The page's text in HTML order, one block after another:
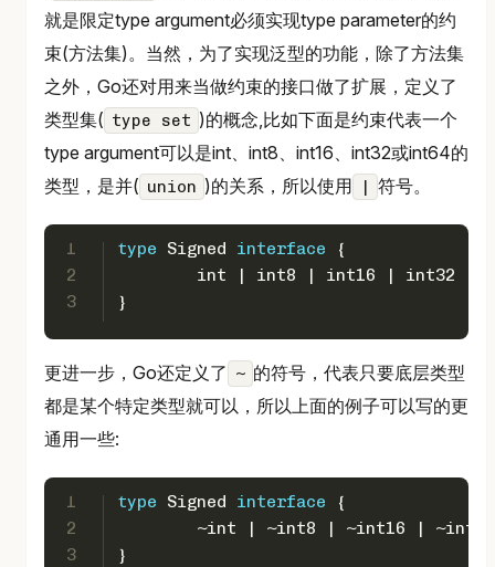
就是限定type argument必须实现type parameter的约
束(方法集)。当然，为了实现泛型的功能，除了方法集
之外，Go还对用来当做约束的接口做了扩展，定义了
类型集( type set )的概念,比如下面是约束代表一个
type argument可以是int、int8、int16、int32或int64的
类型，是并( union )的关系，所以使用 | 符号。
1
2
3
type Signed interface {
int | int8 | int16 | int32
}
更进一步，Go还定义了 ~ 的符号，代表只要底层类型
都是某个特定类型就可以，所以上面的例子可以写的更
通用一些:
1
2
3
type Signed interface {
	~
int | ~int8 | ~int16 | ~int32
}